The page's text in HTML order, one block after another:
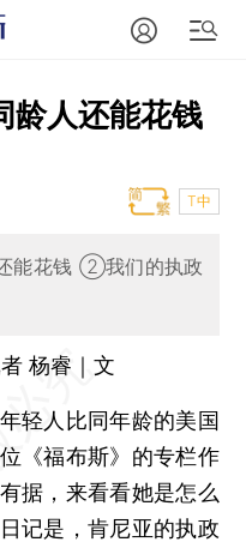
龄人还能花钱
T中
能花钱 ②我们的执政
杨睿｜文
人比同年龄的美国
《福布斯》的专栏作
据，来看看她是怎么
记是，肯尼亚的执政